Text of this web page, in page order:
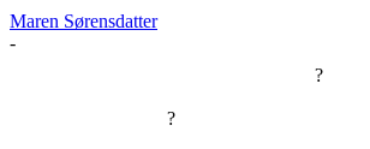
Maren Sørensdatter
-
?
?